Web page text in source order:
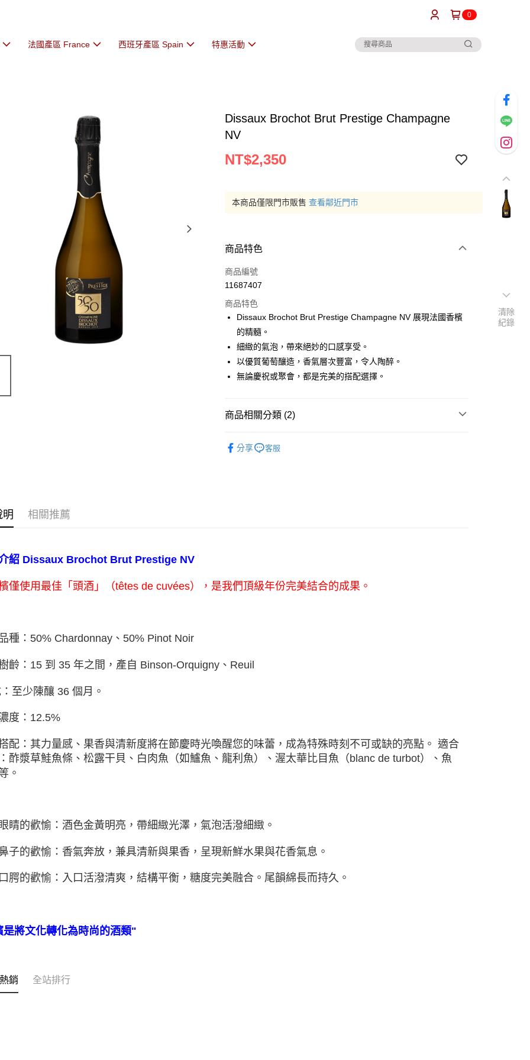
0
法國產區 France 西班牙產區 Spain 特惠活動
Dissaux Brochot Brut Prestige Champagne
NV
NT$2,350
本商品僅限門市販售 查看鄰近門市
商品特色
商品編號
11687407
商品特色
Dissaux Brochot Brut Prestige Champagne NV 展現法國香檳
的精髓。
細緻的氣泡，帶來絕妙的口感享受。
以優質葡萄釀造，香氣層次豐富，令人陶醉。
無論慶祝或聚會，都是完美的搭配選擇。
商品相關分類 (2)
分享 客服
明 相關推薦
紹 Dissaux Brochot Brut Prestige NV
僅使用最佳「頭酒」（têtes de cuvées），是我們頂級年份完美結合的成果。
種：50% Chardonnay、50% Pinot Noir
齡：15 到 35 年之間，產自 Binson-Orquigny、Reuil
至少陳釀 36 個月。
度：12.5%
配：其力量感、果香與清新度將在節慶時光喚醒您的味蕾，成為特殊時刻不可或缺的亮點。 適合
酢漿草鮭魚條、松露干貝、白肉魚（如鱸魚、龍利魚）、渥太華比目魚（blanc de turbot）、魚
。
睛的歡愉：酒⾊金黃明亮，帶細緻光澤，氣泡活潑細緻。
子的歡愉：香氣奔放，兼具清新與果香，呈現新鮮水果與花香氣息。
腭的歡愉：入口活潑清爽，結構平衡，糖度完美融合。尾韻綿⻑而持久。
是將文化轉化為時尚的酒類"
銷 全站排行
清除
紀錄